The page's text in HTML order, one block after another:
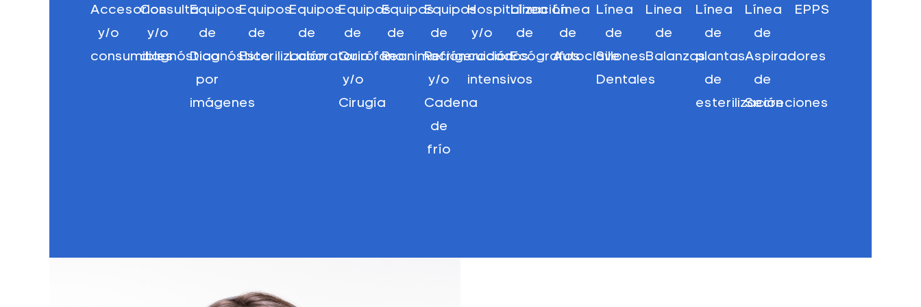
Accesorios
y/o
consumibles
Consulta
y/o
diagnóstico
Equipos
de
Diagnóstico
por
imágenes
Equipos
de
Esterilización
Equipos
de
Laboratorio
Equipos
de
Quirófano
y/o
Cirugía
Equipos
de
Reanimación
Equipos
de
Refrigeración
y/o
Cadena
de
frío
Hospitalización
y/o
cuidados
intensivos
Línea
de
Ecógrafos
Línea
de
Autoclave
Línea
de
Sillones
Dentales
Linea
de
Balanzas
Línea
de
plantas
de
esterilización
Línea
de
Aspiradores
de
Secreciones
EPPS